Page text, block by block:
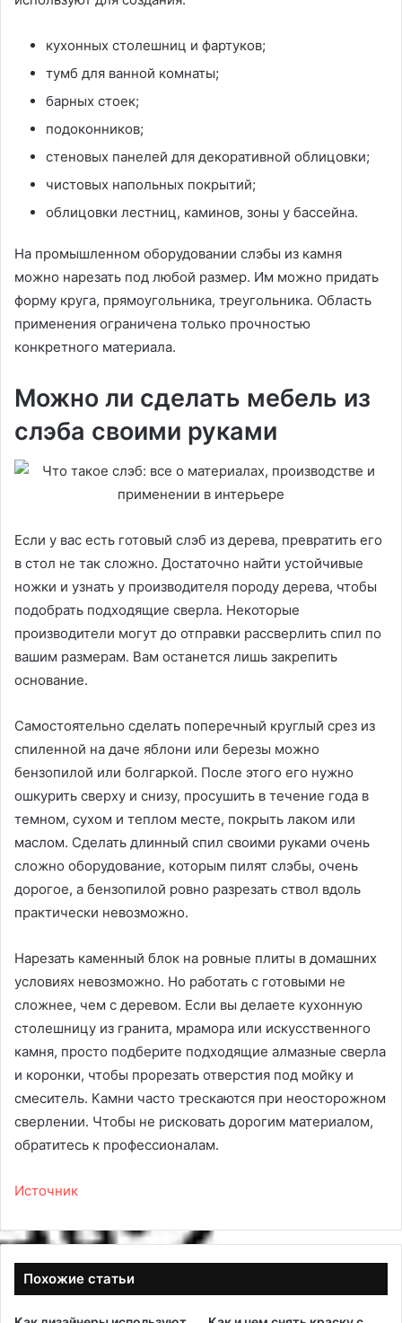
кухонных столешниц и фартуков;
тумб для ванной комнаты;
барных стоек;
подоконников;
стеновых панелей для декоративной облицовки;
чистовых напольных покрытий;
облицовки лестниц, каминов, зоны у бассейна.
На промышленном оборудовании слэбы из камня
можно нарезать под любой размер. Им можно придать
форму круга, прямоугольника, треугольника. Область
применения ограничена только прочностью
конкретного материала.
Можно ли сделать мебель из
слэба своими руками
Если у вас есть готовый слэб из дерева, превратить его
в стол не так сложно. Достаточно найти устойчивые
ножки и узнать у производителя породу дерева, чтобы
подобрать подходящие сверла. Некоторые
производители могут до отправки рассверлить спил по
вашим размерам. Вам останется лишь закрепить
основание.
Самостоятельно сделать поперечный круглый срез из
спиленной на даче яблони или березы можно
бензопилой или болгаркой. После этого его нужно
ошкурить сверху и снизу, просушить в течение года в
темном, сухом и теплом месте, покрыть лаком или
маслом. Сделать длинный спил своими руками очень
сложно оборудование, которым пилят слэбы, очень
дорогое, а бензопилой ровно разрезать ствол вдоль
практически невозможно.
Нарезать каменный блок на ровные плиты в домашних
условиях невозможно. Но работать с готовыми не
сложнее, чем с деревом. Если вы делаете кухонную
столешницу из гранита, мрамора или искусственного
камня, просто подберите подходящие алмазные сверла
и коронки, чтобы прорезать отверстия под мойку и
смеситель. Камни часто трескаются при неосторожном
сверлении. Чтобы не рисковать дорогим материалом,
обратитесь к профессионалам.
Источник
Похожие статьи